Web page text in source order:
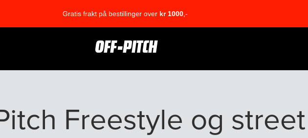
Gratis frakt på bestillinger over kr 1000 ,-
OFF-PITCH
Freestyle og street